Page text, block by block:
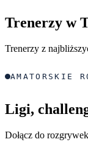
Trenerzy w
Trenerzy z
AMATORSKIE
Ligi,
Dołącz do